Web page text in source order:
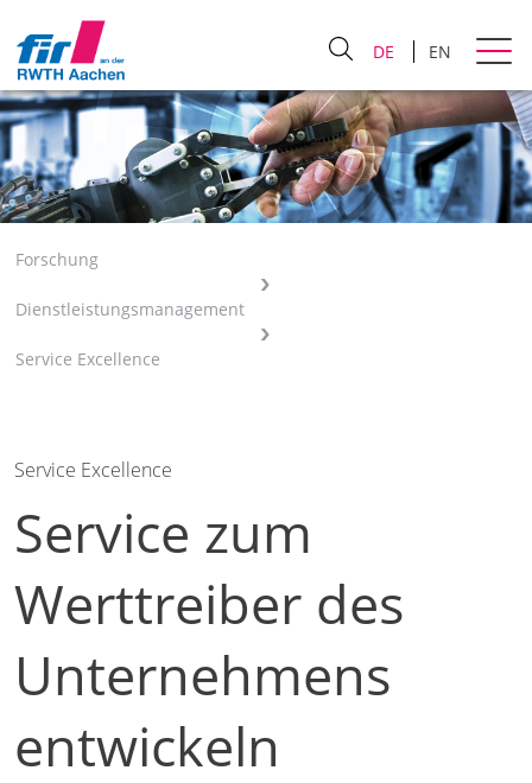
DE EN
Forschung
Dienstleistungsmanagement
Service Excellence
Service Excellence
Service zum
Werttreiber des
Unternehmens
entwickeln